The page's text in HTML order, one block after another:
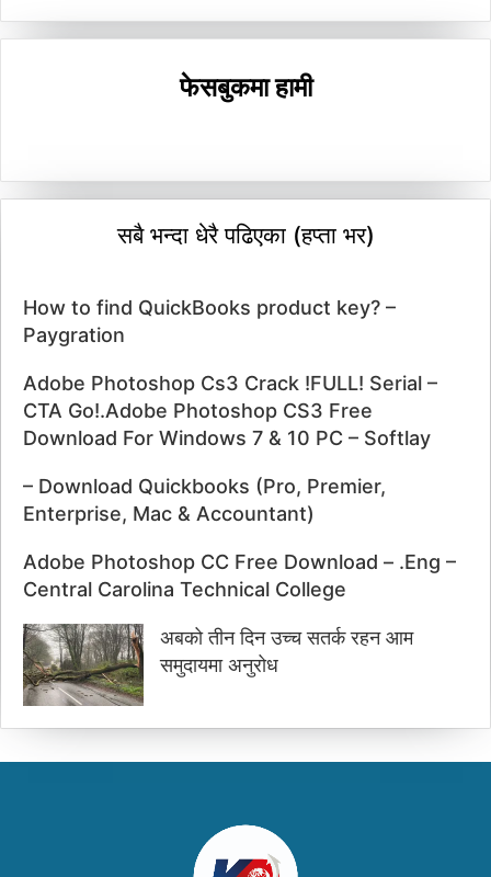
फेसबुकमा हामी
सबै भन्दा धेरै पढिएका (हप्ता भर)
How to find QuickBooks product key? –
Paygration
Adobe Photoshop Cs3 Crack !FULL! Serial –
CTA Go!.Adobe Photoshop CS3 Free
Download For Windows 7 & 10 PC – Softlay
– Download Quickbooks (Pro, Premier,
Enterprise, Mac & Accountant)
Adobe Photoshop CC Free Download – .Eng –
Central Carolina Technical College
अबको तीन दिन उच्च सतर्क रहन आम
समुदायमा अनुरोध